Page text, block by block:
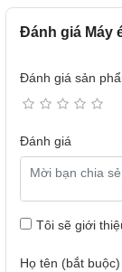
Đánh giá Máy
Đánh giá sản
Đánh giá
Tôi sẽ giới
Họ tên (bắt buộc)